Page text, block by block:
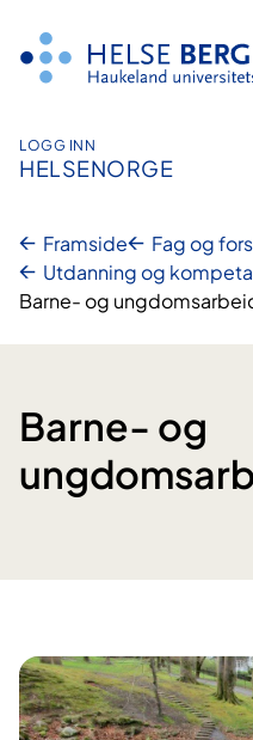
innhald
LOGG INN
HELSENORGE
Framside
Fag og
Utdanning og
Barne- og
Barne- og